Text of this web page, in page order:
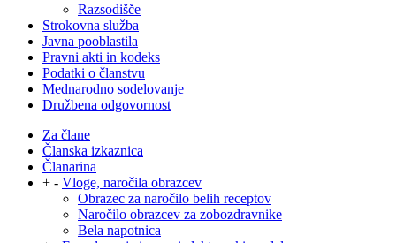
Razsodišče
Strokovna služba
Javna pooblastila
Pravni akti in kodeks
Podatki o članstvu
Mednarodno sodelovanje
Družbena odgovornost
Za člane
Članska izkaznica
Članarina
+ - Vloge, naročila obrazcev
Obrazec za naročilo belih receptov
Naročilo obrazcev za zobozdravnike
Bela napotnica